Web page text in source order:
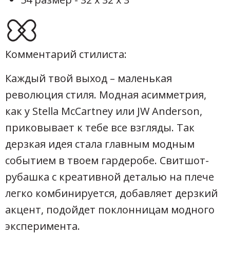
Комментарий стилиста:
Каждый твой выход – маленькая
революция стиля. Модная асимметрия,
как у Stella McCartney или JW Anderson,
приковывает к тебе все взгляды. Так
дерзкая идея стала главным модным
событием в твоем гардеробе. Свитшот-
рубашка с креативной деталью на плече
легко комбинируется, добавляет дерзкий
акцент, подойдет поклонницам модного
эксперимента.